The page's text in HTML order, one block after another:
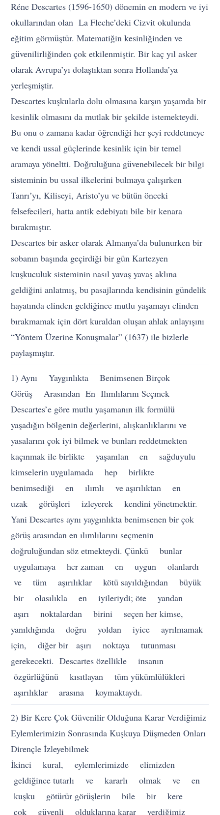
Réne Descartes (1596-1650) dönemin en modern ve iyi
okullarından olan La Fleche’deki Cizvit okulunda
eğitim görmüştür. Matematiğin kesinliğinden ve
güvenilirliğinden çok etkilenmiştir. Bir kaç yıl asker
olarak Avrupa’yı dolaştıktan sonra Hollanda’ya
yerleşmiştir.
Descartes kuşkularla dolu olmasına karşın yaşamda bir
kesinlik olmasını da mutlak bir şekilde istemekteydi.
Bu onu o zamana kadar öğrendiği her şeyi reddetmeye
ve kendi ussal güçlerinde kesinlik için bir temel
aramaya yöneltti. Doğruluğuna güvenebilecek bir bilgi
sisteminin bu ussal ilkelerini bulmaya çalışırken
Tanrı’yı, Kiliseyi, Aristo’yu ve bütün önceki
felsefecileri, hatta antik edebiyatı bile bir kenara
bırakmıştır.
Descartes bir asker olarak Almanya’da bulunurken bir
sobanın başında geçirdiği bir gün Kartezyen
kuşkuculuk sisteminin nasıl yavaş yavaş aklına
geldiğini anlatmış, bu pasajlarında kendisinin gündelik
hayatında elinden geldiğince mutlu yaşamayı elinden
bırakmamak için dört kuraldan oluşan ahlak anlayışını
“Yöntem Üzerine Konuşmalar” (1637) ile bizlerle
paylaşmıştır.
1) Aynı Yaygınlıkta Benimsenen Birçok
Görüş Arasından En Ilımlılarını Seçmek
Descartes’e göre mutlu yaşamanın ilk formülü
yaşadığın bölgenin değerlerini, alışkanlıklarını ve
yasalarını çok iyi bilmek ve bunları reddetmekten
kaçınmak ile birlikte yaşanılan en sağduyulu
kimselerin uygulamada hep birlikte
benimsediği en ılımlı ve aşırılıktan en
uzak görüşleri izleyerek kendini yönetmektir.
Yani Descartes aynı yaygınlıkta benimsenen bir çok
görüş arasından en ılımlılarını seçmenin
doğruluğundan söz etmekteydi. Çünkü bunlar
uygulamaya her zaman en uygun olanlardı
ve tüm aşırılıklar kötü sayıldığından büyük
bir olasılıkla en iyileriydi; öte yandan
aşırı noktalardan birini seçen her kimse,
yanıldığında doğru yoldan iyice ayrılmamak
için, diğer bir aşırı noktaya tutunması
gerekecekti. Descartes özellikle insanın
özgürlüğünü kısıtlayan tüm yükümlülükleri
aşırılıklar arasına koymaktaydı.
2) Bir Kere Çok Güvenilir Olduğuna Karar Verdiğimiz
Eylemlerimizin Sonrasında Kuşkuya Düşmeden Onları
Dirençle İzleyebilmek
İkinci kural, eylemlerimizde elimizden
geldiğince tutarlı ve kararlı olmak ve en
kuşku götürür görüşlerin bile bir kere
çok güvenli olduklarına karar verdiğimiz